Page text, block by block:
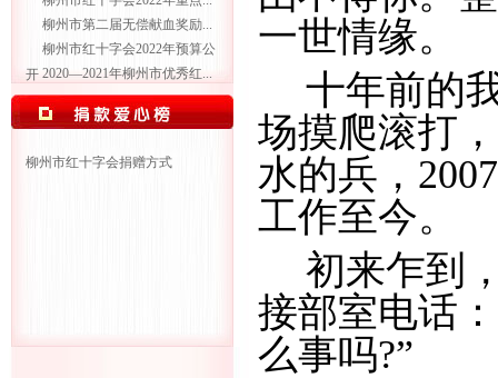
柳州市第二届无偿献血奖励...
柳州市红十字会2022年预算公
开 2020—2021年柳州市优秀红...
柳州市红十字会捐赠方式
一世情缘。
十年前的
场摸爬滚打
水的兵，
工作至今。
初来乍到
接部室电话：
么事吗?”